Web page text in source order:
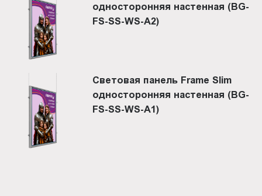
односторонняя настенная (BG-
FS-SS-WS-A2)
Световая панель Frame Slim
односторонняя настенная (BG-
FS-SS-WS-A1)